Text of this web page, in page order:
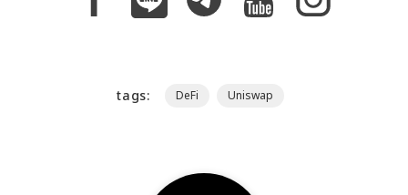
tags: DeFi Uniswap